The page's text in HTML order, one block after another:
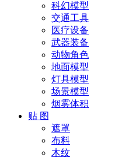
科幻模型
交通工具
医疗设备
武器装备
动物角色
地面模型
灯具模型
场景模型
烟雾体积
贴 图
遮罩
布料
木纹